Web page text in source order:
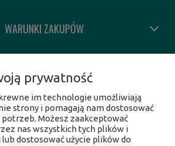
WARUNKI ZAKUPÓW
O SKLEPIE
SOCIAL MEDIA
prywatność
im technologie umożliwiają
strony i pomagają nam dostosować
Możesz zaakceptować
nas wszystkich tych plików i
dostosować użycie plików do